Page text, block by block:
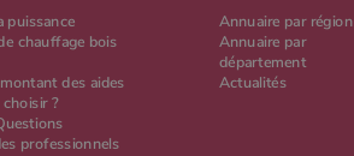
puissance
chauffage bois
des aides
?
professionnels
Annuaire par région
Annuaire par
département
Actualités